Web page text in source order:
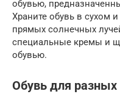
обувью,
Храните обувь в сухом
прямых солнечных
специальные кремы и
обувью.
Обувь для разных